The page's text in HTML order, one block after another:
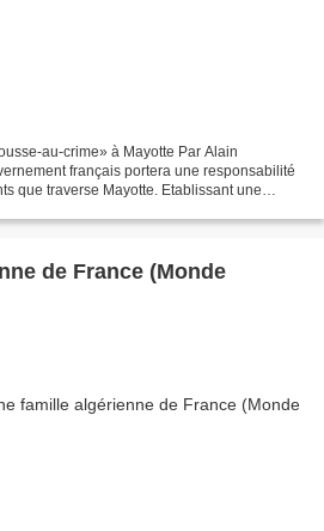
au-crime» à Mayotte Par Alain
français portera une responsabilité
que traverse Mayotte. Etablissant une
de France (Monde